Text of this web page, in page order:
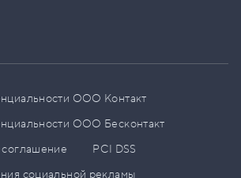
ООО Контакт
ООО Бесконтакт
PCI DSS
социальной рекламы